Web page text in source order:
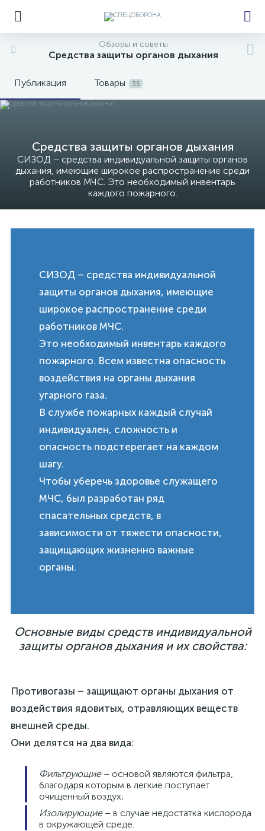
Обзоры и советы
Средства защиты органов дыхания
Публикация Товары 35
Средства защиты органов дыхания
СИЗОД – средства индивидуальной защиты органов
дыхания, имеющие широкое распространение среди
работников МЧС. Это необходимый инвентарь
каждого пожарного.
СИЗОД – средства индивидуальной
защиты органов дыхания, имеющие
широкое распространение среди
работников МЧС.
Это необходимый инвентарь каждого
пожарного. Всем известна опасность
воздействия на органы дыхания
угарного газа.
В службе пожарных каждый случай
индивидуален, сложность и
опасность подстерегает на каждом
шагу.
Чтобы уберечь здоровье служащего
МЧС, был разработан ряд
спасательных средств, в
зависимости от тяжести опасности,
защищающих жизненно важные
органы.
Основные виды средств индивидуальной
защиты органов дыхания и их свойства:
Противогазы – защищают органы дыхания от
воздействия ядовитых, отравляющих веществ
внешней среды.
Они делятся на два вида:
Фильтрующие– основой являются фильтра,
благодаря которым в легкие поступает
очищенный воздух;
Изолирующие– в случае недостатка кислорода
в окружающей среде.